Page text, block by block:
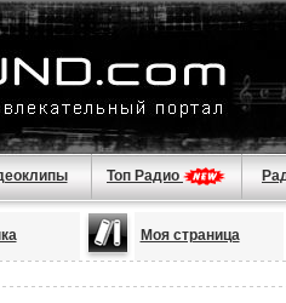
Топ Радио
Моя страница